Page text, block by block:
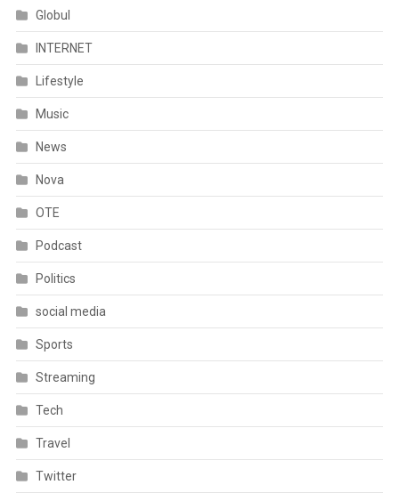
Globul
INTERNET
Lifestyle
Music
News
Nova
OTE
Podcast
Politics
social media
Sports
Streaming
Tech
Travel
Twitter